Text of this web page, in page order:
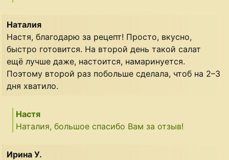
Наталия
Настя, благодарю за рецепт! Просто, вкусно,
быстро готовится. На второй день такой салат
ещё лучше даже, настоится, намаринуется.
Поэтому второй раз побольше сделала, чтоб на 2–3
дня хватило.
Настя
Наталия, большое спасибо Вам за отзыв!
Ирина У.